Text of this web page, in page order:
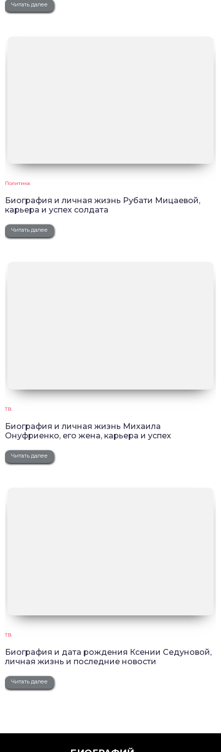
Читать далее
Политика
Биография и личная жизнь Рубати Мицаевой,
карьера и успех солдата
Читать далее
ТВ
Биография и личная жизнь Михаила
Онуфриенко, его жена, карьера и успех
Читать далее
ТВ
Биография и дата рождения Ксении Седуновой,
личная жизнь и последние новости
Читать далее